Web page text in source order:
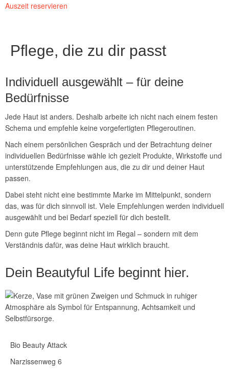
Auszeit reservieren
Pflege, die zu dir passt
Individuell ausgewählt – für deine
Bedürfnisse
Jede Haut ist anders. Deshalb arbeite ich nicht nach einem festen
Schema und empfehle keine vorgefertigten Pflegeroutinen.
Nach einem persönlichen Gespräch und der Betrachtung deiner
individuellen Bedürfnisse wähle ich gezielt Produkte, Wirkstoffe und
unterstützende Empfehlungen aus, die zu dir und deiner Haut
passen.
Dabei steht nicht eine bestimmte Marke im Mittelpunkt, sondern
das, was für dich sinnvoll ist. Viele Empfehlungen werden individuell
ausgewählt und bei Bedarf speziell für dich bestellt.
Denn gute Pflege beginnt nicht im Regal – sondern mit dem
Verständnis dafür, was deine Haut wirklich braucht.
Dein Beautyful Life beginnt hier.
Bio Beauty Attack
Narzissenweg 6